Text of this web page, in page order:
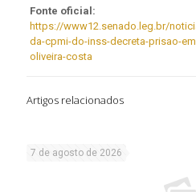
Fonte oficial:
https://www12.senado.leg.br/
da-cpmi-do-inss-decreta-prisao-
oliveira-costa
Artigos relacionados
7 de agosto de 2026